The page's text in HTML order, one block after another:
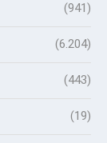
(941)
(6.204)
(443)
(19)